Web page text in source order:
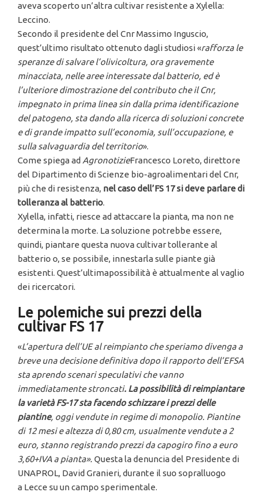
aveva scoperto un’altra cultivar resistente a Xylella:
Leccino.
Secondo il presidente del Cnr Massimo Inguscio,
quest’ultimo risultato ottenuto dagli studiosi «rafforza le
speranze di salvare l’olivicoltura, ora gravemente
minacciata, nelle aree interessate dal batterio, ed è
l’ulteriore dimostrazione del contributo che il Cnr,
impegnato in prima linea sin dalla prima identificazione
del patogeno, sta dando alla ricerca di soluzioni concrete
e di grande impatto sull’economia, sull’occupazione, e
sulla salvaguardia del territorio».
Come spiega ad AgronotizieFrancesco Loreto, direttore
del Dipartimento di Scienze bio-agroalimentari del Cnr,
più che di resistenza, nel caso dell’FS 17 si deve parlare di
tolleranza al batterio.
Xylella, infatti, riesce ad attaccare la pianta, ma non ne
determina la morte. La soluzione potrebbe essere,
quindi, piantare questa nuova cultivar tollerante al
batterio o, se possibile, innestarla sulle piante già
esistenti. Quest’ultimapossibilità è attualmente al vaglio
dei ricercatori.
Le polemiche sui prezzi della
cultivar FS 17
«L’apertura dell’UE al reimpianto che speriamo divenga a
breve una decisione definitiva dopo il rapporto dell’EFSA
sta aprendo scenari speculativi che vanno
immediatamente stroncati. La possibilità di reimpiantare
la varietà FS-17 sta facendo schizzare i prezzi delle
piantine, oggi vendute in regime di monopolio. Piantine
di 12 mesi e altezza di 0,80 cm, usualmente vendute a 2
euro, stanno registrando prezzi da capogiro fino a euro
3,60+IVA a pianta». Questa la denuncia del Presidente di
UNAPROL, David Granieri, durante il suo sopralluogo
a Lecce su un campo sperimentale.